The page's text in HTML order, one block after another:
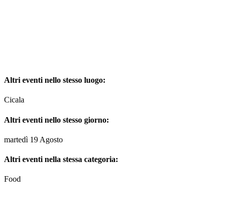
Altri eventi nello stesso luogo:
Cicala
Altri eventi nello stesso giorno:
martedì 19 Agosto
Altri eventi nella stessa categoria:
Food